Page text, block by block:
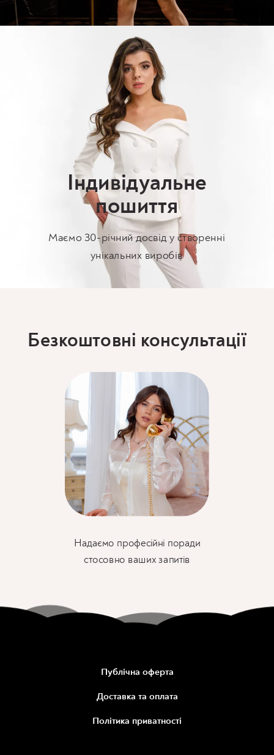
Індивідуальне
пошиття
Маємо 30-річний досвід у створенні
унікальних виробів
Безкоштовні консультації
Надаємо професійні поради
стосовно ваших запитів
Публічна оферта
Доставка та оплата
Політика приватності